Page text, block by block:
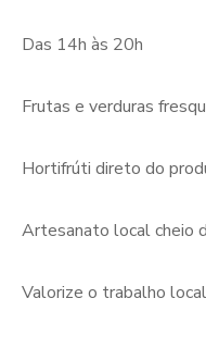
Das 14h às 20h
Frutas e verduras
Hortifrúti direto do
Artesanato local cheio
Valorize o trabalho